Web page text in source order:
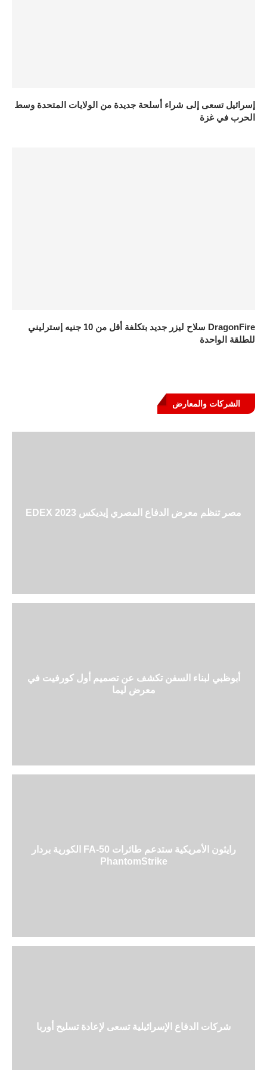
إسرائيل تسعى إلى شراء أسلحة جديدة من الولايات المتحدة وسط
الحرب في غزة
DragonFire سلاح ليزر جديد بتكلفة أقل من 10 جنيه إسترليني
للطلقة الواحدة
الشركات والمعارض
مصر تنظم معرض الدفاع المصري إيديكس EDEX 2023
أبوظبي لبناء السفن تكشف عن تصميم أول كورفيت في
معرض ليما
رايثون الأمريكية ستدعم طائرات FA-50 الكورية بردار
PhantomStrike
شركات الدفاع الإسرائيلية تسعى لإعادة تسليح أوربا